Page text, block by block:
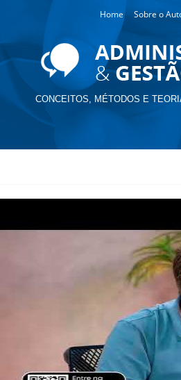
Home Sobre o
CONCEITOS, MÉTODOS E